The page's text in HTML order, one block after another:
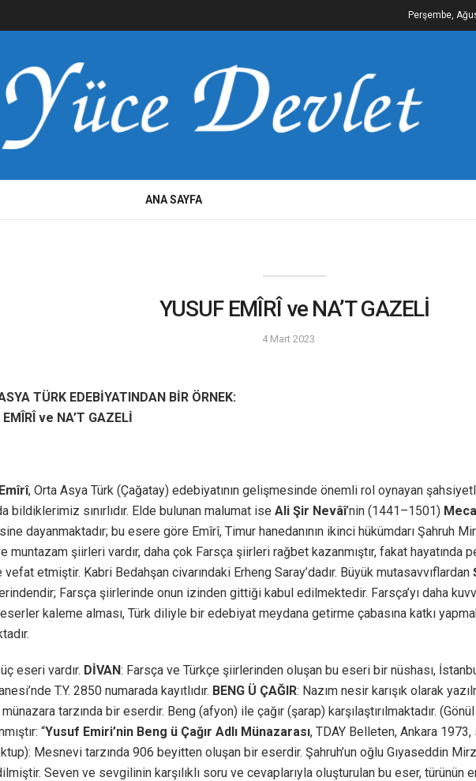
Perşembe,
ANA SAYFA
YUSUF EMÎRÎ ve NA’T GAZELİ
4 Mart 2023
TÜRK EDEBİYATINDAN BİR ÖRNEK:
EMÎRÎ ve NA’T GAZELİ
, Orta Asya Türk (Çağatay) edebiyatının gelişmesinde önemli rol oynayan
bildiklerimiz sınırlıdır. Elde bulunan malumat ise Ali Şir Nevâî’nin (1441–1501)
dayanmaktadır; bu esere göre Emîrî, Timur hanedanının ikinci hükümdarı Şahruh
muntazam şiirleri vardır, daha çok Farsça şiirleri rağbet kazanmıştır, fakat hayatında
vefat etmiştir. Kabri Bedahşan civarındaki Erheng Saray’dadır. Büyük mutasavvıflardan
Farsça şiirlerinde onun izinden gittiği kabul edilmektedir. Farsça’yı daha
kaleme alması, Türk diliyle bir edebiyat meydana getirme çabasına katkı
eseri vardır. DİVAN: Farsça ve Türkçe şiirlerinden oluşan bu eseri bir nüshası,
T.Y. 2850 numarada kayıtlıdır. BENG Ü ÇAĞIR: Nazım nesir karışık olarak
münazara tarzında bir eserdir. Beng (afyon) ile çağır (şarap) karşılaştırılmaktadır.
“Yusuf Emiri’nin Beng ü Çağır Adlı Münazarası, TDAY Belleten, Ankara
Mesnevi tarzında 906 beyitten oluşan bir eserdir. Şahruh’un oğlu Gıyaseddin
Seven ve sevgilinin karşılıklı soru ve cevaplarıyla oluşturulan bu eser, türünün